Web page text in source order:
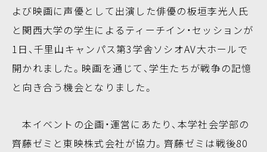
よび映画に声優として出演した俳優の板垣李光人氏
と関西大学の学生によるティーチイン・セッションが
1日、千里山キャンパス第3学舎ソシオAV大ホールで
開かれました。映画を通じて、学生たちが戦争の記憶
と向き合う機会となりました。
本イベントの企画・運営にあたり、本学社会学部の
齊藤ゼミと東映株式会社が協力。齊藤ゼミは戦後80